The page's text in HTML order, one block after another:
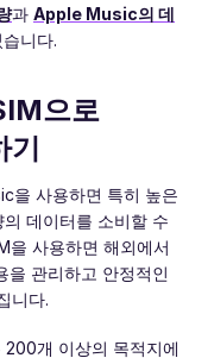
과 Apple Music의 데
니다.
으로
을 사용하면 특히 높은
데이터를 소비할 수
을 사용하면 해외에서
을 관리하고 안정적인
니다.
200개 이상의 목적지에